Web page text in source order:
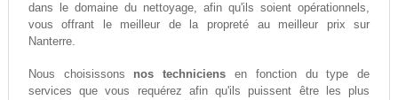
dans le domaine du nettoyage, afin qu'ils soient opérationnels,
vous offrant le meilleur de la propreté au meilleur prix sur
Nanterre.
Nous choisissons nos techniciens en fonction du type de
services que vous requérez afin qu'ils puissent être les plus